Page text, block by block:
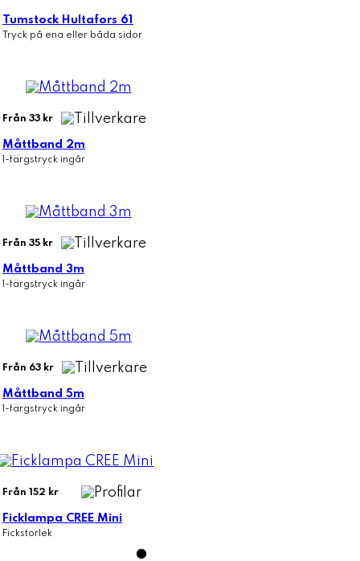
Tumstock Hultafors 61
Tryck på ena eller båda sidor
Från 33 kr
Måttband 2m
1-färgstryck ingår
Från 35 kr
Måttband 3m
1-färgstryck ingår
Från 63 kr
Måttband 5m
1-färgstryck ingår
Från 152 kr
Ficklampa CREE Mini
Fickstorlek